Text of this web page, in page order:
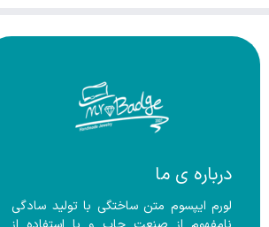
درباره ی ما